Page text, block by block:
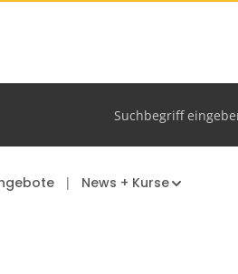
News + Kurse